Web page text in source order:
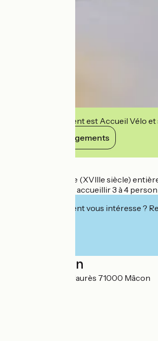
Cet établissement est Accueil Vélo
Voir ses engagements
Hôtel de caractère (XVIIIe siècle)
familiales pouvant accueillir 3 à 4
Cet établissement vous intéresse ?
Localisation
92-109, quai Jean Jaurès 71000 Mâcon